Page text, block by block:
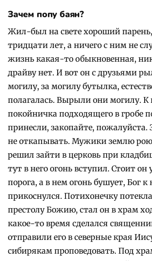
Зачем попу баян?
Жил-был на свете хороший
тридцати лет, а ничего с ним не
жизнь какая-то обыкновенная,
драйву нет. И вот он с друзьями
могилу, за могилу бутылка,
полагалась. Вырыли они могилу. К
покойничка подходящего в гробе
принесли, закопайте,
не откапывать. Мужики землю
решил зайти в церковь при
тут в него огонь вступил. Стоит он
порога, а в нем огонь бушует, Бог к
прикоснулся. Потихонечку
престолу Божию, стал он в храм
какое-то время сделался
отправили его в северные края
сибирякам проповедовать. Под